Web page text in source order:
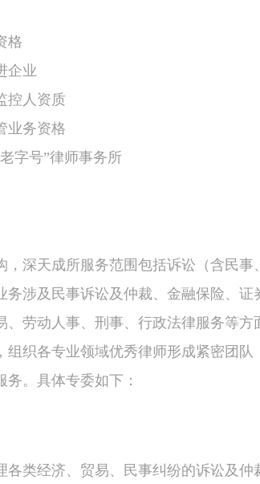
格
企业
控人资质
业务资格
字号”律师事务所
深天成所服务范围包括诉讼（含民
涉及民事诉讼及仲裁、金融保险、
劳动人事、刑事、行政法律服务等方
组织各专业领域优秀律师形成紧密团
。具体专委如下：
各类经济、贸易、民事纠纷的诉讼及